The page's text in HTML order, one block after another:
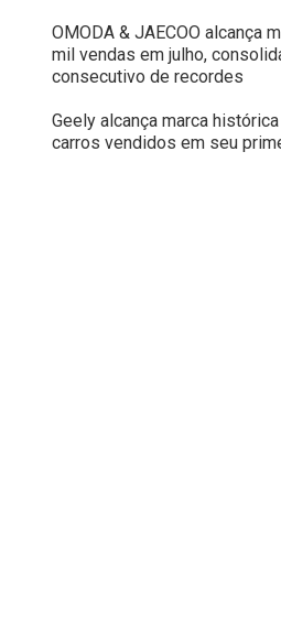
OMODA & JAECOO alcança
mil vendas em julho,
consecutivo de recordes
Geely alcança marca
carros vendidos em seu